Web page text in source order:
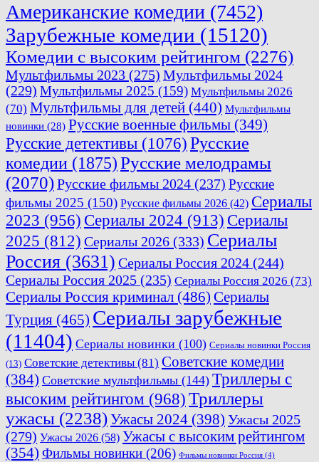
Американские комедии (7452)
Зарубежные комедии (15120)
Комедии с высоким рейтингом (2276)
Мультфильмы 2023 (275) Мультфильмы 2024
(229) Мультфильмы 2025 (159) Мультфильмы 2026
(70) Мультфильмы для детей (440) Мультфильмы
новинки (28) Русские военные фильмы (349)
Русские детективы (1076)Русские
комедии (1875)Русские мелодрамы
(2070)Русские фильмы 2024 (237) Русские
фильмы 2025 (150) Русские фильмы 2026 (42) Сериалы
2023 (956) Сериалы 2024 (913) Сериалы
2025 (812) Сериалы 2026 (333) Сериалы
Россия (3631) Сериалы Россия 2024 (244)
Сериалы Россия 2025 (235) Сериалы Россия 2026 (73)
Сериалы Россия криминал (486) Сериалы
Турция (465) Сериалы зарубежные
(11404) Сериалы новинки (100) Сериалы новинки Россия
(13) Советские детективы (81) Советские комедии
(384) Советские мультфильмы (144) Триллеры с
высоким рейтингом (968) Триллеры
ужасы (2238)Ужасы 2024 (398) Ужасы 2025
(279) Ужасы 2026 (58) Ужасы с высоким рейтингом
(354) Фильмы новинки (206) Фильмы новинки Россия (4)